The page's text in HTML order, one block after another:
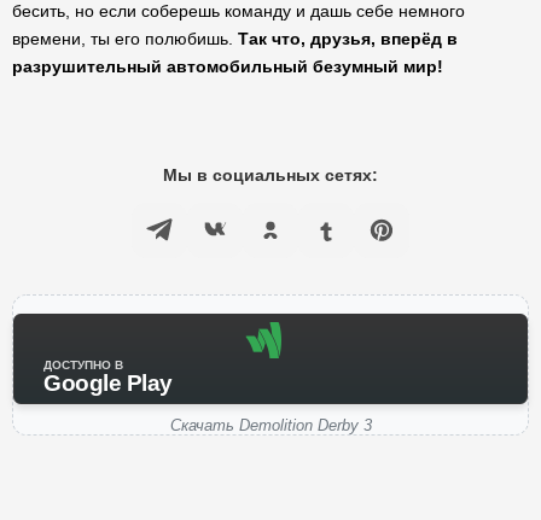
бесить, но если соберешь команду и дашь себе немного
времени, ты его полюбишь. Так что, друзья, вперёд в
разрушительный автомобильный безумный мир!
Мы в социальных сетях:
ДОСТУПНО В
Google Play
Скачать Demolition Derby 3